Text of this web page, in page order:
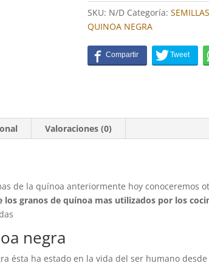
SKU: N/D Categoría:
QUINOA NEGRA
Valoraciones (0)
de la quínoa anteriormente hoy conoceremos
los granos de quínoa mas utilizados por los
negra
ésta ha estado en la vida del ser humano